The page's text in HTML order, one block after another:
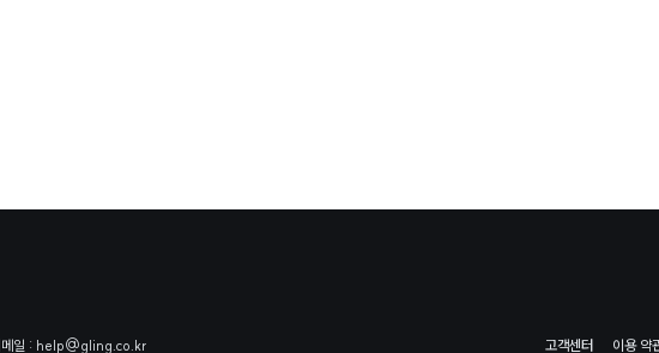
메일 : help@gling.co.kr 고객센터 이용 약